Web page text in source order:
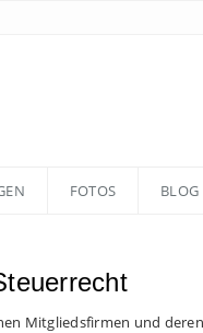
FOTOS BLOG
Mitgliedsfirmen und